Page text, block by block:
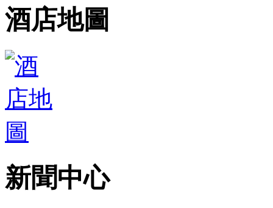
酒店地圖
新聞中心